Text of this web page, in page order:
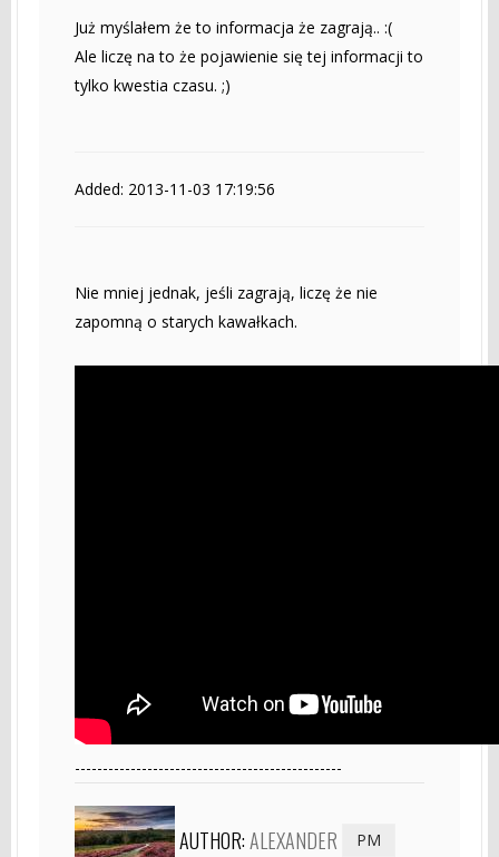
Już myślałem że to informacja że zagrają.. :(
Ale liczę na to że pojawienie się tej informacji to
tylko kwestia czasu. ;)
Added: 2013-11-03 17:19:56
Nie mniej jednak, jeśli zagrają, liczę że nie
zapomną o starych kawałkach.
------------------------------------------------
AUTHOR:ALEXANDER PM